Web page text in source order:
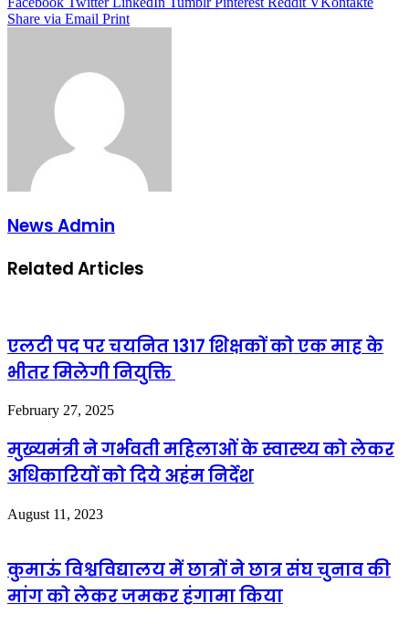
Share via Email Print
News Admin
Related Articles
एलटी पद पर चयनित 1317 शिक्षकों को एक माह के
भीतर मिलेगी नियुक्ति
February 27, 2025
मुख्यमंत्री ने गर्भवती महिलाओं के स्वास्थ्य को लेकर
अधिकारियों को दिये अहंम निर्देश
August 11, 2023
कुमाऊं विश्वविद्यालय में छात्रों ने छात्र संघ चुनाव की
मांग को लेकर जमकर हंगामा किया